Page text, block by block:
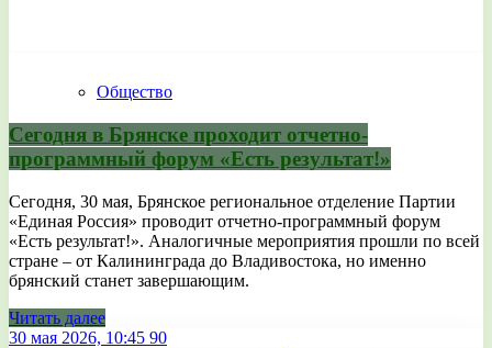
Общество
Сегодня в Брянске проходит отчетно-
программный форум «Есть результат!»
Сегодня, 30 мая, Брянское региональное отделение Партии
«Единая Россия» проводит отчетно-программный форум
«Есть результат!». Аналогичные мероприятия прошли по всей
стране – от Калининграда до Владивостока, но именно
брянский станет завершающим.
Читать далее
30 мая 2026, 10:45 90